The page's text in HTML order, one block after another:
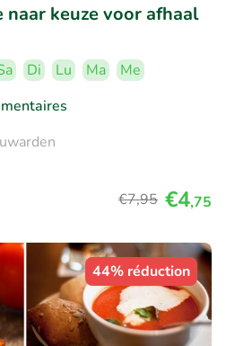
keuze voor afhaal
Di Lu Ma
Me
€7,95 €4,75
44% réduction